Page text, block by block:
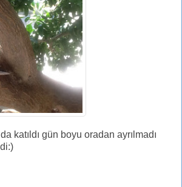
katıldı gün boyu oradan ayrılmadı